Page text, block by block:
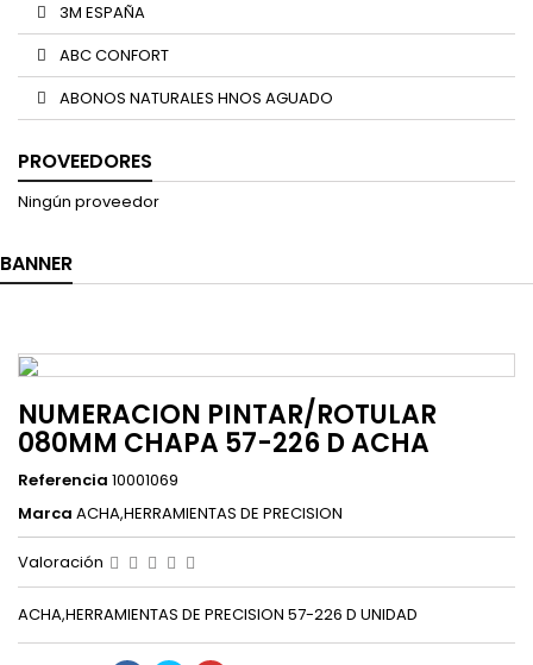
3M ESPAÑA
ABC CONFORT
ABONOS NATURALES HNOS AGUADO
PROVEEDORES
Ningún proveedor
BANNER
NUMERACION PINTAR/ROTULAR
080MM CHAPA 57-226 D ACHA
Referencia 10001069
Marca ACHA,HERRAMIENTAS DE PRECISION
Valoración
ACHA,HERRAMIENTAS DE PRECISION 57-226 D UNIDAD